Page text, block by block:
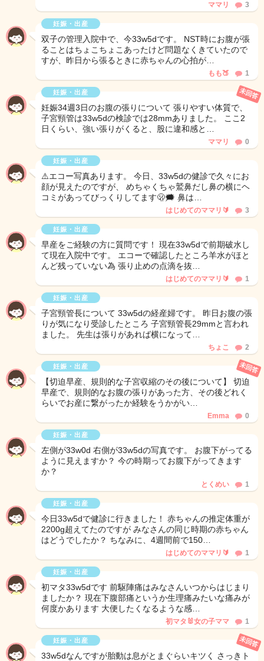
ママリ 3
妊娠・出産
双子の管理入院中で、今33w5dです。 NST時にお腹が張
ることはちょこちょこあったけど問題なくきていたので
すが、昨日から張るときに赤ちゃんの心拍が…
もも🍑 1
妊娠・出産
妊娠34週3日のお腹の張りについて 張りやすい体質で、
子宮頸管は33w5dの検診では28mmありました。 ここ2
日くらい、強い張りがくると、股に違和感と…
未回答
ママリ 0
妊娠・出産
⚠️エコー写真あります。 今日、33w5dの健診で久々にお
顔が見えたのですが、 めちゃくちゃ鷲鼻だし鼻の横にヘ
コミがあってびっくりしてます🫢🗯️ 鼻は…
はじめてのママリ🔰 3
妊娠・出産
早産をご経験の方に質問です！ 現在33w5dで前期破水し
て現在入院中です。 エコーで確認したところ羊水がほと
んど残っていない為 張り止めの点滴を抜…
はじめてのママリ🔰 1
妊娠・出産
子宮頸管長について 33w5dの経産婦です。 昨日お腹の張
りが気になり受診したところ 子宮頸管長29mmと言われ
ました。 先生は張りがあれば横になって…
ちょこ 2
妊娠・出産
【切迫早産、規則的な子宮収縮のその後について】 切迫
早産で、規則的なお腹の張りがあった方、その後どれく
らいでお産に繋がったか経験をうかがい…
未回答
Emma 0
妊娠・出産
左側が33w0d 右側が33w5dの写真です。 お腹下がってる
ように見えますか？ 今の時期ってお腹下がってきます
か？
とくめい 1
妊娠・出産
今日33w5dで健診に行きました！ 赤ちゃんの推定体重が
2200g超えてたのですが みなさんの同じ時期の赤ちゃん
はどうでしたか？ ちなみに、4週間前で150…
はじめてのママリ🔰 1
妊娠・出産
初マタ33w5dです 前駆陣痛はみなさんいつからはじまり
ましたか？ 現在下腹部痛というか生理痛みたいな痛みが
何度かあります 大便したくなるような感…
初マタ🐰女の子ママ 1
妊娠・出産
33w5dなんですが胎動は息がとまぐらいキツく さっきト
未回答